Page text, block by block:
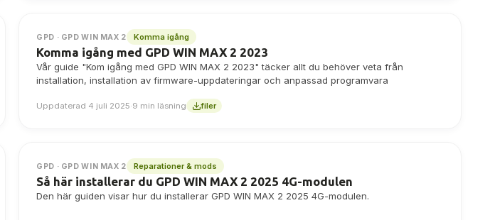
GPD · GPD WIN MAX 2 Komma igång
Komma igång med GPD WIN MAX 2 2023
Vår guide "Kom igång med GPD WIN MAX 2 2023" täcker allt du behöver veta från
installation, installation av firmware-uppdateringar och anpassad programvara
Uppdaterad 4 juli 2025·9 min läsning filer
GPD · GPD WIN MAX 2 Reparationer & mods
Så här installerar du GPD WIN MAX 2 2025 4G-modulen
Den här guiden visar hur du installerar GPD WIN MAX 2 2025 4G-modulen.